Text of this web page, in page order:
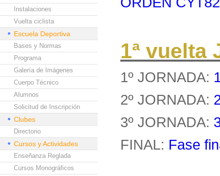
Instalaciones
Vuelta ciclista
Escuela Deportiva
Bases y Normas
Programa
Galería de Imágenes
Cuerpo Técnico
Alumnos
Solicitud de Inscripción
Clubes
Directorio
Cursos y Actividades
Enseñanza Reglada
Cursos Monográficos
1ª vuelta
1º JORNADA:
2º JORNADA:
3º JORNADA:
FINAL: Fase